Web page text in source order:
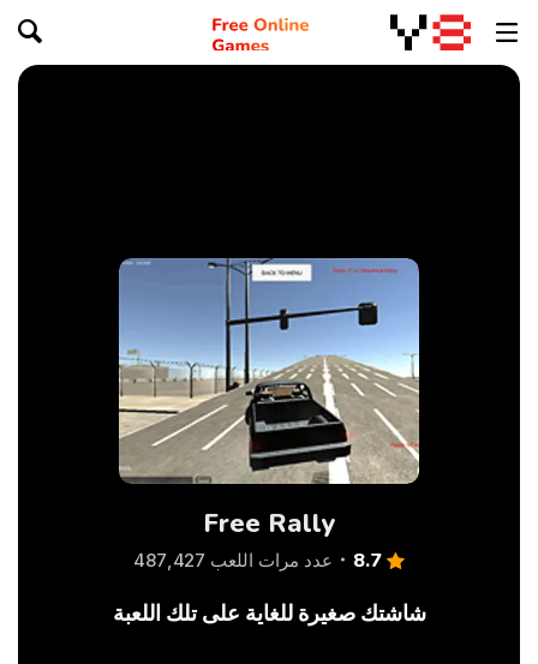
Free Rally
8.7 عدد مرات اللعب 487,427
شاشتك صغيرة للغاية على تلك اللعبة